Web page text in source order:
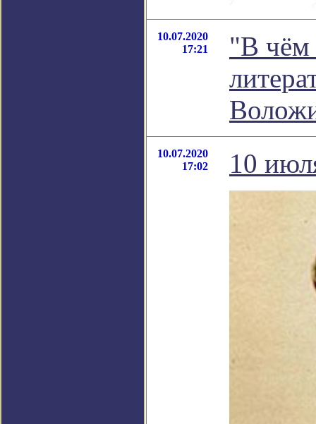
10.07.2020
17:21
"В чём
10.07.2020
17:02
10